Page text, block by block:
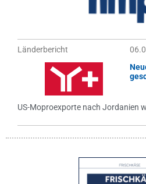
Länderbericht
US-Moproexporte nach Jordanien